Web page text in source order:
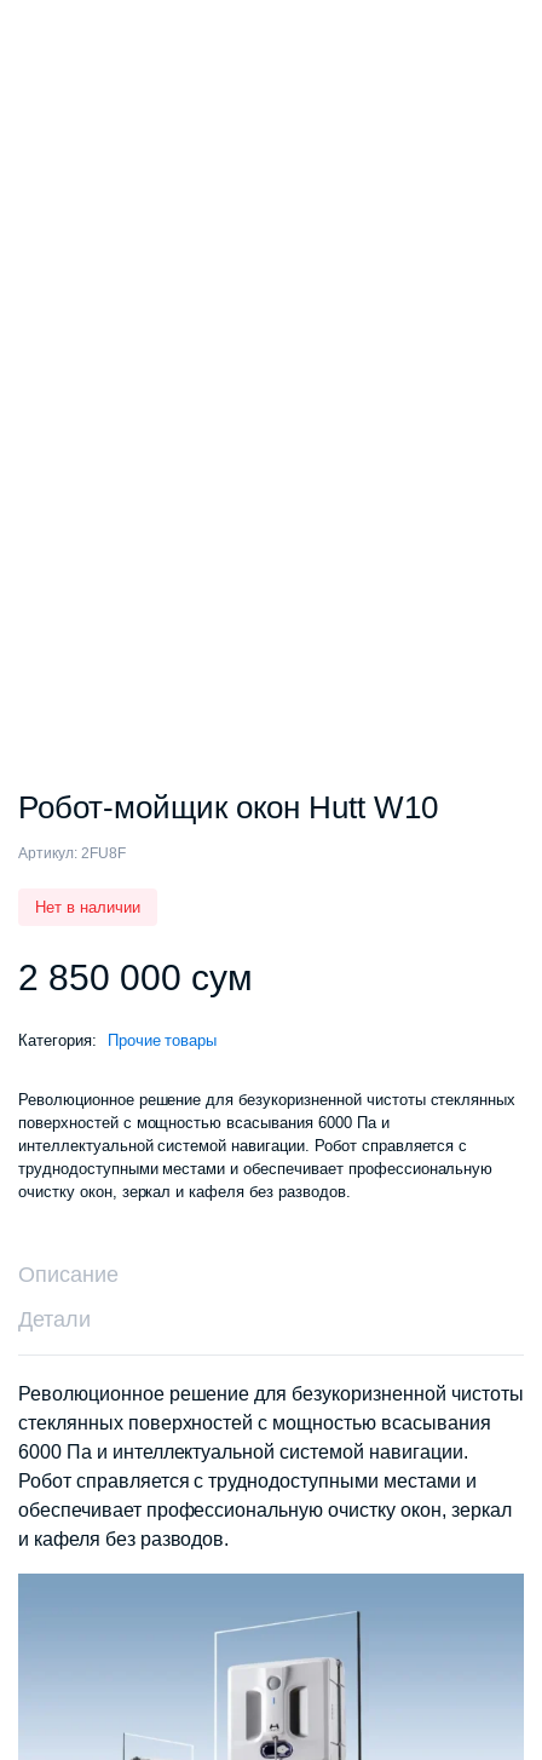
Робот-мойщик окон Hutt W10
Артикул: 2FU8F
Нет в наличии
2 850 000 сум
Категория: Прочие товары
Революционное решение для безукоризненной чистоты стеклянных
поверхностей с мощностью всасывания 6000 Па и
интеллектуальной системой навигации. Робот справляется с
труднодоступными местами и обеспечивает профессиональную
очистку окон, зеркал и кафеля без разводов.
Описание
Детали
Революционное решение для безукоризненной чистоты
стеклянных поверхностей с мощностью всасывания
6000 Па и интеллектуальной системой навигации.
Робот справляется с труднодоступными местами и
обеспечивает профессиональную очистку окон, зеркал
и кафеля без разводов.